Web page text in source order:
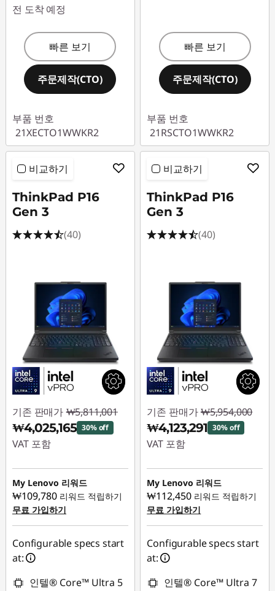
전 도착 예정
빠른 보기
주문제작(CTO)
부품 번호
21XECTO1WWKR2
빠른 보기
주문제작(CTO)
부품 번호
21RSCTO1WWKR2
비교하기
ThinkPad P16
Gen 3
(40)
기존 판매가 ₩5,811,001
₩4,025,165 30% off
VAT 포함
즉시 할인: :-
₩1,785,836
My Lenovo 리워드
₩109,780 리워드 적립하기
무료 가입하기
Configurable specs start
at:
인텔® Core™ Ultra 5
비교하기
ThinkPad P16
Gen 3
(40)
기존 판매가 ₩5,954,000
₩4,123,291 30% off
VAT 포함
즉시 할인: :-
₩1,830,709
My Lenovo 리워드
₩112,450 리워드 적립하기
무료 가입하기
Configurable specs start
at:
인텔® Core™ Ultra 7